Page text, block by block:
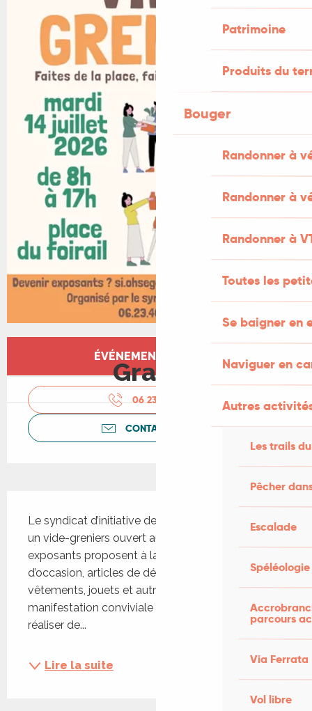
Patrimoine
Produits du
Bouger
Randonner à
Randonner à
Randonner à
Toutes les
Se baigner en
Naviguer en
Autres
Les trails
Pêcher
Escalade
Spéléologie
parcours
Via Ferrata
Vol libre
Ouverture et coordonnées
ÉVÉNEMENT TERMINÉ
Gratuit
06 23 40 66
CONTACTEZ-NOUS
Le syndicat d’initiative de Latronquière organise
un vide-greniers ouvert aux particuliers. Les
exposants proposent à la vente des objets
d’occasion, articles de décoration, livres,
vêtements, jouets et autres trésors à chiner. Cette
manifestation conviviale permet aux visiteurs de
réaliser de...
Lire la suite